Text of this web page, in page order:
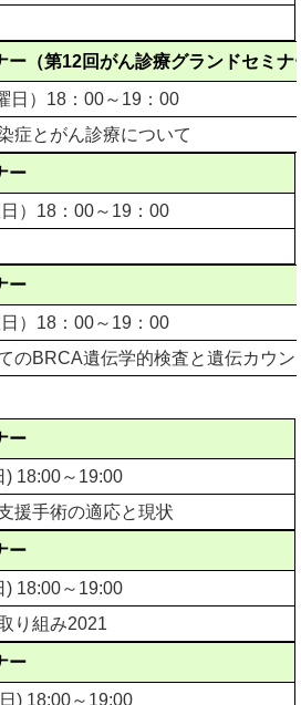
ー（第12回がん診療グランドセミナ
日）18：00～19：00
症とがん診療について
ー
）18：00～19：00
ー
）18：00～19：00
のBRCA遺伝学的検査と遺伝カウン
ー
) 18:00～19:00
援手術の適応と現状
ー
) 18:00～19:00
り組み2021
ー
) 18:00～19:00